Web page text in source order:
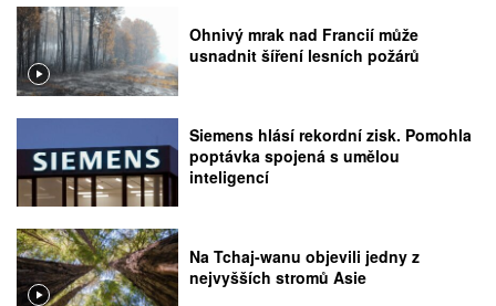
Ohnivý mrak nad Francií může
usnadnit šíření lesních požárů
Siemens hlásí rekordní zisk. Pomohla
poptávka spojená s umělou
inteligencí
Na Tchaj-wanu objevili jedny z
nejvyšších stromů Asie